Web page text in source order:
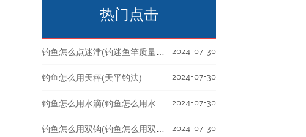
热门点击
2024-07-30
钓鱼怎么点迷津(钓迷鱼竿质量怎么样)
2024-07-30
钓鱼怎么用天秤(天平钓法)
2024-07-30
钓鱼怎么用水滴(钓鱼怎么用水滴轮钓鱼)
2024-07-30
钓鱼怎么用双钩(钓鱼怎么用双钩钓鱼)